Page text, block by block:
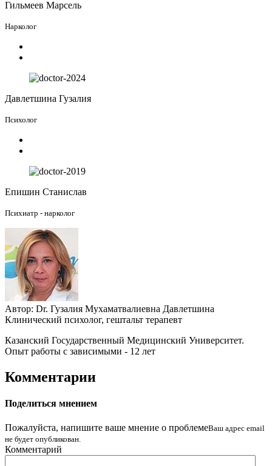
Гильмеев Марсель
Нарколог
Давлетшина Гузалия
Психолог
Епишин Станислав
Психиатр - нарколог
Автор: Dr. Гузалия Мухаматвалиевна Давлетшина
Клинический психолог, гештальт терапевт
Казанский Государственный Медицинский Университет.
Опыт работы с зависимыми - 12 лет
Комментарии
Поделиться мнением
Пожалуйста, напишите ваше мнение о проблемеВаш адрес email
не будет опубликован.
Комментарий